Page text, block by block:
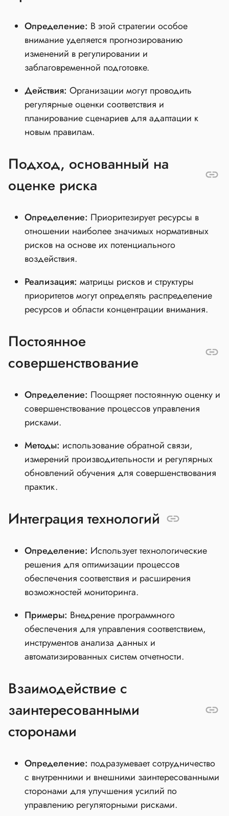
Определение: В этой стратегии особое
внимание уделяется прогнозированию
изменений в регулировании и
заблаговременной подготовке.
Действия: Организации могут проводить
регулярные оценки соответствия и
планирование сценариев для адаптации к
новым правилам.
Подход, основанный на
оценке риска
Определение: Приоритезирует ресурсы в
отношении наиболее значимых нормативных
рисков на основе их потенциального
воздействия.
Реализация: матрицы рисков и структуры
приоритетов могут определять распределение
ресурсов и области концентрации внимания.
Постоянное
совершенствование
Определение: Поощряет постоянную оценку и
совершенствование процессов управления
рисками.
Методы: использование обратной связи,
измерений производительности и регулярных
обновлений обучения для совершенствования
практик.
Интеграция технологий
Определение: Использует технологические
решения для оптимизации процессов
обеспечения соответствия и расширения
возможностей мониторинга.
Примеры: Внедрение программного
обеспечения для управления соответствием,
инструментов анализа данных и
автоматизированных систем отчетности.
Взаимодействие с
заинтересованными
сторонами
Определение: подразумевает сотрудничество
с внутренними и внешними заинтересованными
сторонами для улучшения усилий по
управлению регуляторными рисками.